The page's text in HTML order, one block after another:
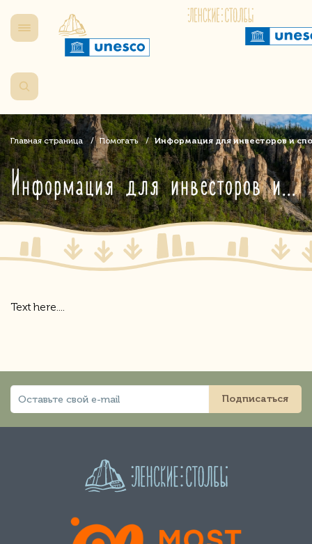
Главная страница Помогать Информация для инвесторов и
Информация для инвесторов и спонсоров
Text here....
Подписаться